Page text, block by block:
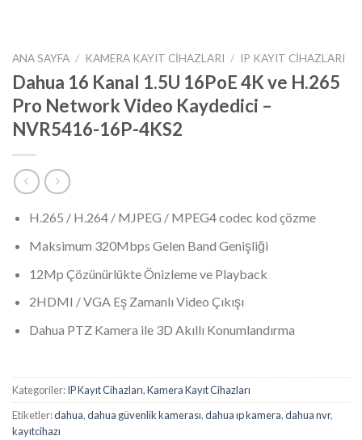
ANA SAYFA / KAMERA KAYIT CIHAZLARI / IP KAYIT CIHAZLARI
Dahua 16 Kanal 1.5U 16PoE 4K ve H.265
Pro Network Video Kaydedici –
NVR5416-16P-4KS2
H.265 / H.264 / MJPEG / MPEG4 codec kod çözme
Maksimum 320Mbps Gelen Band Genişliği
12Mp Çözünürlükte Önizleme ve Playback
2HDMI / VGA Eş Zamanlı Video Çıkışı
Dahua PTZ Kamera ile 3D Akıllı Konumlandırma
Kategoriler:IP Kayıt Cihazları,Kamera Kayıt Cihazları
Etiketler:dahua,dahua güvenlik kamerası,dahua ıp kamera,dahua nvr,
kayıtcihazı